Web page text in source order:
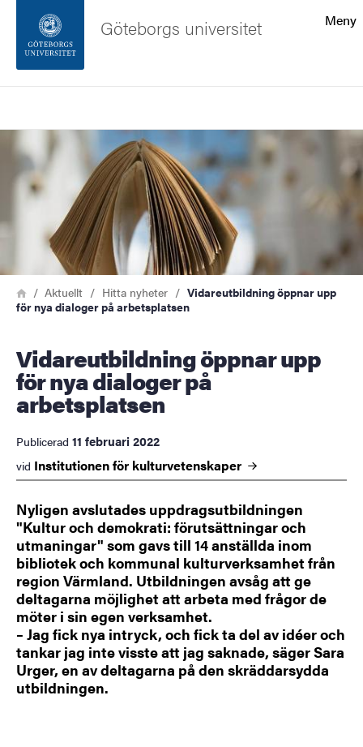
Sidfoten
Om webbplatsen
Meny
Göteborgs universitet
Bild
Länkstig
HemAktuellt Hitta nyheter
Vidareutbildning öppnar upp
för nya dialoger på arbetsplatsen
Vidareutbildning öppnar upp
för nya dialoger på
arbetsplatsen
Publicerad 11 februari 2022
vid Institutionen för kulturvetenskaper
Nyligen avslutades uppdragsutbildningen
"Kultur och demokrati: förutsättningar och
utmaningar" som gavs till 14 anställda inom
bibliotek och kommunal kulturverksamhet från
region Värmland. Utbildningen avsåg att ge
deltagarna möjlighet att arbeta med frågor de
möter i sin egen verksamhet.
– Jag fick nya intryck, och fick ta del av idéer och
tankar jag inte visste att jag saknade, säger Sara
Urger, en av deltagarna på den skräddarsydda
utbildningen.